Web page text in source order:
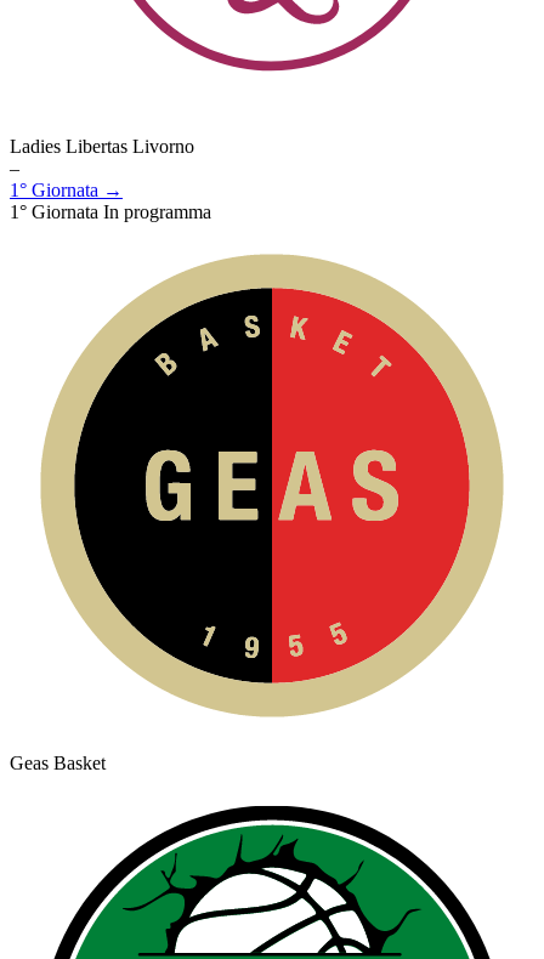
Ladies Libertas Livorno
–
1° Giornata →
1° Giornata In programma
Geas Basket